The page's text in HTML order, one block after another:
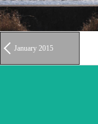
January 2015